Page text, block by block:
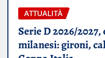
ATTUALITÀ
Serie D 2026/
milanesi: gironi,